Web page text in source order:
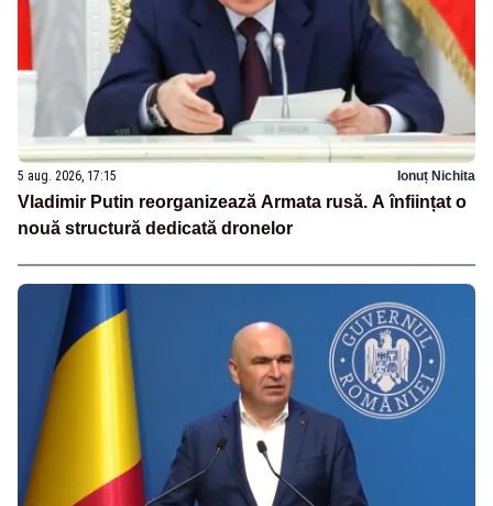
5 aug. 2026, 17:15 Ionuț Nichita
Vladimir Putin reorganizează Armata rusă. A înființat o
nouă structură dedicată dronelor